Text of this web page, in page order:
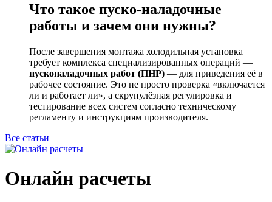
Что такое пуско-наладочные
работы и зачем они нужны?
После завершения монтажа холодильная установка
требует комплекса специализированных операций —
пусконаладочных работ (ПНР) — для приведения её в
рабочее состояние. Это не просто проверка «включается
ли и работает ли», а скрупулёзная регулировка и
тестирование всех систем согласно техническому
регламенту и инструкциям производителя.
Все статьи
Онлайн расчеты